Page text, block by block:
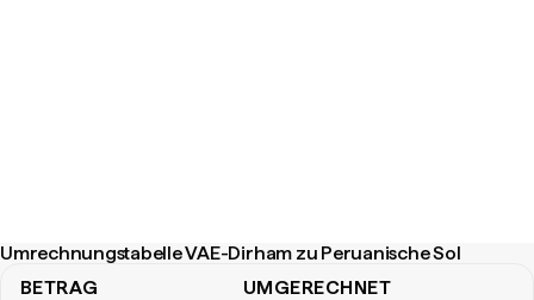
Umrechnungstabelle VAE-Dirham zu Peruanische Sol
BETRAG UMGERECHNET